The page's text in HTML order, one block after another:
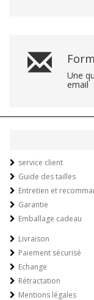
Une
email
service client
Guide des tailles
Entretien et
Garantie
Emballage cadeau
Livraison
Paiement sécurisé
Echange
Rétractation
Mentions légales